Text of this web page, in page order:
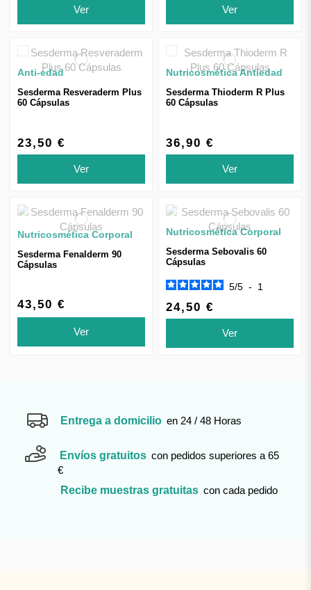
Ver Ver
Anti-edad
Sesderma Resveraderm Plus
60 Cápsulas
23,50 €
Ver
Nutricosmética Antiedad
Sesderma Thioderm R Plus
60 Cápsulas
36,90 €
Ver
Nutricosmética Corporal
Sesderma Fenalderm 90
Cápsulas
43,50 €
Ver
Nutricosmética Corporal
Sesderma Sebovalis 60
Cápsulas
5/5 - 1
24,50 €
Ver
Entrega a domicilio en 24 / 48 Horas
Envíos gratuitos con pedidos superiores a 65
€
Recibe muestras gratuitas con cada pedido